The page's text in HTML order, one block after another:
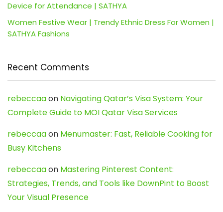
Device for Attendance | SATHYA
Women Festive Wear | Trendy Ethnic Dress For Women |
SATHYA Fashions
Recent Comments
rebeccaaon Navigating Qatar’s Visa System: Your
Complete Guide to MOI Qatar Visa Services
rebeccaaon Menumaster: Fast, Reliable Cooking for
Busy Kitchens
rebeccaaon Mastering Pinterest Content:
Strategies, Trends, and Tools like DownPint to Boost
Your Visual Presence